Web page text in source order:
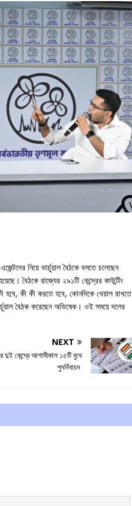
নিয়ে ভার্চুয়াল বৈঠকে বসতে চলেছেন
বৈঠকে রাজ্যের ২৯১টি কেন্দ্রের কাউন্টিং
হবে, কী কী করতে হবে, কোনদিকে খেয়াল রাখতে
বৈঠক করেছেন অভিষেক। ওই সময়ে দলের
NEXT
দুই কেন্দ্রে আগামীকাল ১৫টি বুথে
পুনর্নিবাচন